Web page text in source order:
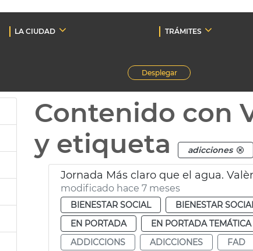
LA CIUDAD TRÁMITES
Desplegar
Contenido con
y etiqueta adicciones
Jornada Más claro que el agua.
modificado hace 7 meses
BIENESTAR SOCIAL BIENESTAR
EN PORTADA
EN PORTADA TEMÁTICA
ADDICCIONS
ADICCIONES FAD